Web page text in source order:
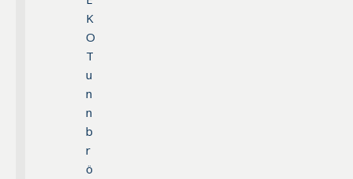
K
O
T
u
n
n
b
r
ö